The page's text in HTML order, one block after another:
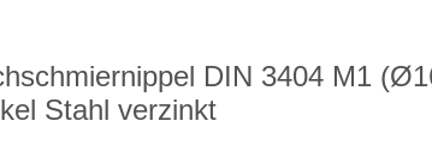
DIN 3404 M1
Stahl verzinkt